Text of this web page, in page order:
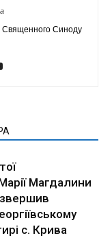
Священного Синоду
Магдалини
с. Крива